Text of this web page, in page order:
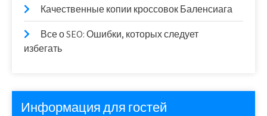
Качественные копии кроссовок Баленсиага
Все о SEO: Ошибки, которых следует
избегать
Информация для гостей